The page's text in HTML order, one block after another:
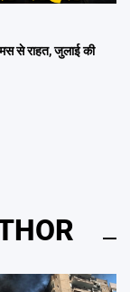
से राहत, जुलाई की